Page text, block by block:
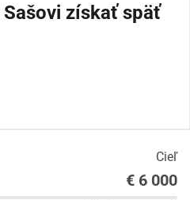
získať späť
Cieľ
€ 6 000